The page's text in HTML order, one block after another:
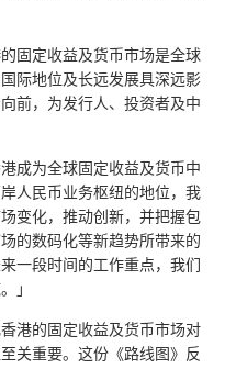
固定收益及货币市场是全球
际地位及长远发展具深远影
前，为发行人、投资者及中
成为全球固定收益及货币中
人民币业务枢纽的地位，我
变化，推动创新，并把握包
的数码化等新趋势所带来的
一段时间的工作重点，我们
」
港的固定收益及货币市场对
关重要。这份《路线图》反